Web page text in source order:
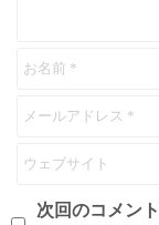
次回のコメン